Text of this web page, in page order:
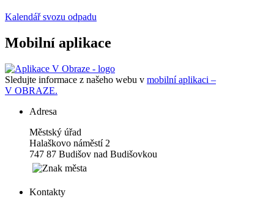
Kalendář svozu odpadu
Mobilní aplikace
Sledujte informace z našeho webu v mobilní aplikaci –
V OBRAZE.
Adresa
Městský úřad
Halaškovo náměstí 2
747 87 Budišov nad Budišovkou
Kontakty